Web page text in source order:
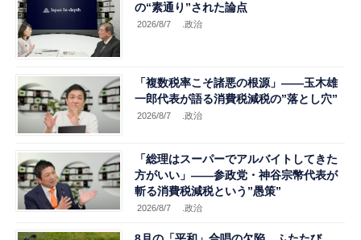
の“素通り”された論点
2026/8/7 .政治
「複数税率こそ諸悪の根源」――玉木雄
一郎代表が語る消費税減税の”落とし穴”
2026/8/7 .政治
「総理はスーパーでアルバイトしてきた
方がいい」――参政党・神谷宗幣代表が
斬る消費税減税という”愚策”
2026/8/7 .政治